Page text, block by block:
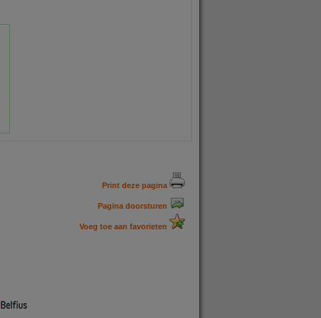
Print deze pagina
Pagina doorsturen
Voeg toe aan favorieten